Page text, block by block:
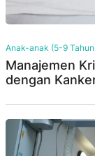
Anak-anak (5-9
Manajemen
dengan